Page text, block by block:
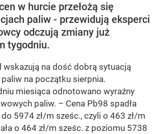
w hurcie przełożą się
paliw - przewidują eksperci
odczują zmiany już
tygodniu.
wskazują na dość dobrą sytuacją
na początku sierpnia.
miesiąca odnotowano wyraźny
paliw. – Cena Pb98 spadła
5974 zł/m sześc., czyli o 463 zł/m
o 464 zł/m sześc. z poziomu 5738